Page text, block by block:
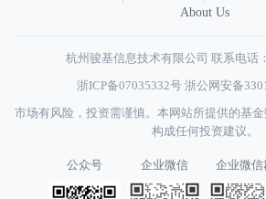
About Us
杭州骏基信息技术有限公司 联系电话
浙ICP备07035332号 浙公网安备
市场有风险，投资需谨慎。本网站所提供的基
构成任何投资建议。
公众号 企业微信 企业微信